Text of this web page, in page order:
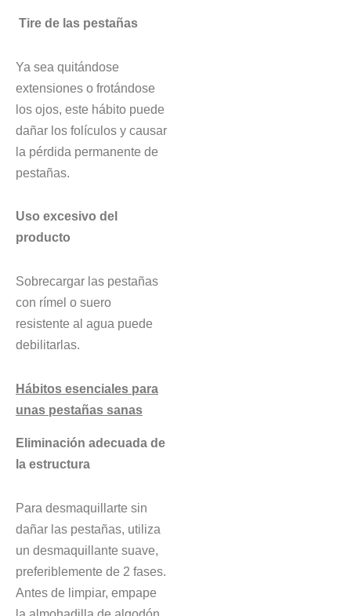
Tire de las pestañas
Ya sea quitándose
extensiones o frotándose
los ojos, este hábito puede
dañar los folículos y causar
la pérdida permanente de
pestañas.
Uso excesivo del
producto
Sobrecargar las pestañas
con rímel o suero
resistente al agua puede
debilitarlas.
Hábitos esenciales para
unas pestañas sanas
Eliminación adecuada de
la estructura
Para desmaquillarte sin
dañar las pestañas, utiliza
un desmaquillante suave,
preferiblemente de 2 fases.
Antes de limpiar, empape